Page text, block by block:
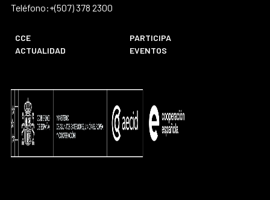
Teléfono:+(507) 378 2300
CCE
PARTICIPA
ACTUALIDAD
EVENTOS